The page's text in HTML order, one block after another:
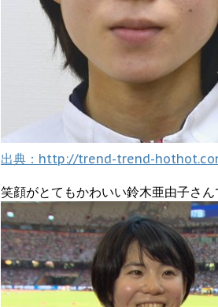
出典：http://trend-trend-
笑顔がとてもかわいい鈴木亜由子さ